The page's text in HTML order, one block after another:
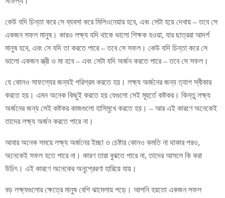
কেউ যদি চিন্তা করে সে ব্যবসা করে মিলিওনেয়ার হবে, এবং সেটা হয়ে দেখায় – তবে সে
একজন সফল মানুষ। কারও লক্ষ্য যদি থাকে ভালো শিক্ষক হওয়া, যার ছাত্ররা আদর্শ
মানুষ হবে, এবং সে যদি তা করতে পারে – তবে সে সফল। কেউ যদি চিন্তা করে সে
ভালো একজন স্ত্রী ও মা হবে – এবং সেটা যদি অর্জন করতে পারে – তবে সে সফল।
যে কোনও সাফল্যের জন্যই পরিশ্রম করতে হয়। লক্ষ্য অর্জনের জন্য ত্যাগ স্বীকার
করতে হয়। এমন অনেক কিছুই করতে হয় যেগুলো সেই মূহুর্তে কষ্টকর। কিন্তু লক্ষ্য
অর্জনের জন্য সেই কষ্টকর কাজগুলো হাসিমুখে করতে হয়। – আর এই কারণে অনেকেই
তাদের লক্ষ্য অর্জন করতে পারে না।
আবার অনেক সময়ে লক্ষ্য অর্জনের ইচ্ছা ও চেষ্টার কোনও কমতি না থাকার পরও,
অনেকেই সফল হতে পারে না। কারণ তারা বুঝতে পারে না, তাদের আসলে কি করা
উচিৎ। এই কারণে অনেকের অনুপ্রেরণা হারিয়ে যায়।
বড় লক্ষ্যগুলোর ক্ষেত্রে মানুষ বেশি ঝামেলায় পড়ে। আপনি হয়তো একজন সফল